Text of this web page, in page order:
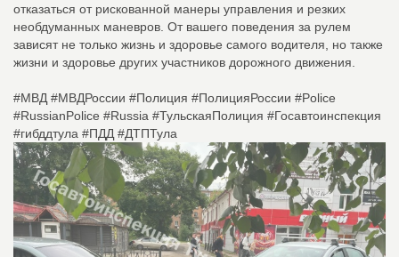
отказаться от рискованной манеры управления и резких
необдуманных маневров. От вашего поведения за рулем
зависят не только жизнь и здоровье самого водителя, но также
жизни и здоровье других участников дорожного движения.
#МВД #МВДРоссии #Полиция #ПолицияРоссии #Police
#RussianPolice #Russia #ТульскаяПолиция #Госавтоинспекция
#гибддтула #ПДД #ДТПТула